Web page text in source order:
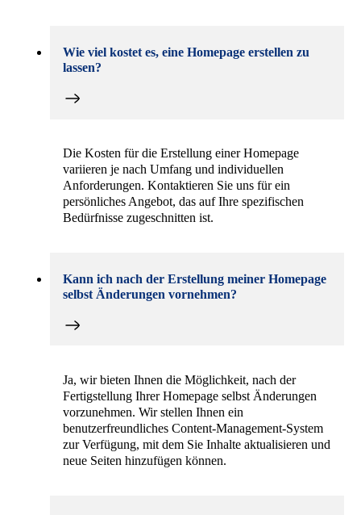
Wie viel kostet es, eine Homepage erstellen zu
lassen?
Die Kosten für die Erstellung einer Homepage
variieren je nach Umfang und individuellen
Anforderungen. Kontaktieren Sie uns für ein
persönliches Angebot, das auf Ihre spezifischen
Bedürfnisse zugeschnitten ist.
Kann ich nach der Erstellung meiner Homepage
selbst Änderungen vornehmen?
Ja, wir bieten Ihnen die Möglichkeit, nach der
Fertigstellung Ihrer Homepage selbst Änderungen
vorzunehmen. Wir stellen Ihnen ein
benutzerfreundliches Content-Management-System
zur Verfügung, mit dem Sie Inhalte aktualisieren und
neue Seiten hinzufügen können.